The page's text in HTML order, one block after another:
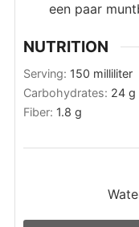
een paar
NUTRITION
Serving: 150 milliliter
Carbohydrates: 24 g
Fiber: 1.8 g